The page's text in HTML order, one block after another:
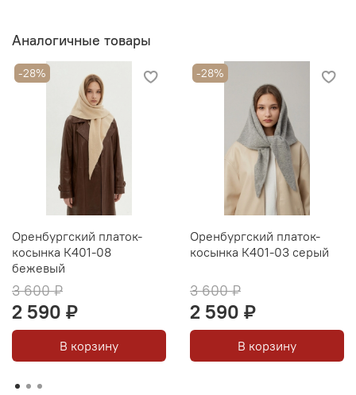
Аналогичные товары
-28%
Оренбургский платок-
косынка К401-08
бежевый
3 600 ₽
2 590 ₽
В корзину
-28%
Оренбургский платок-
косынка К401-03 серый
3 600 ₽
2 590 ₽
В корзину